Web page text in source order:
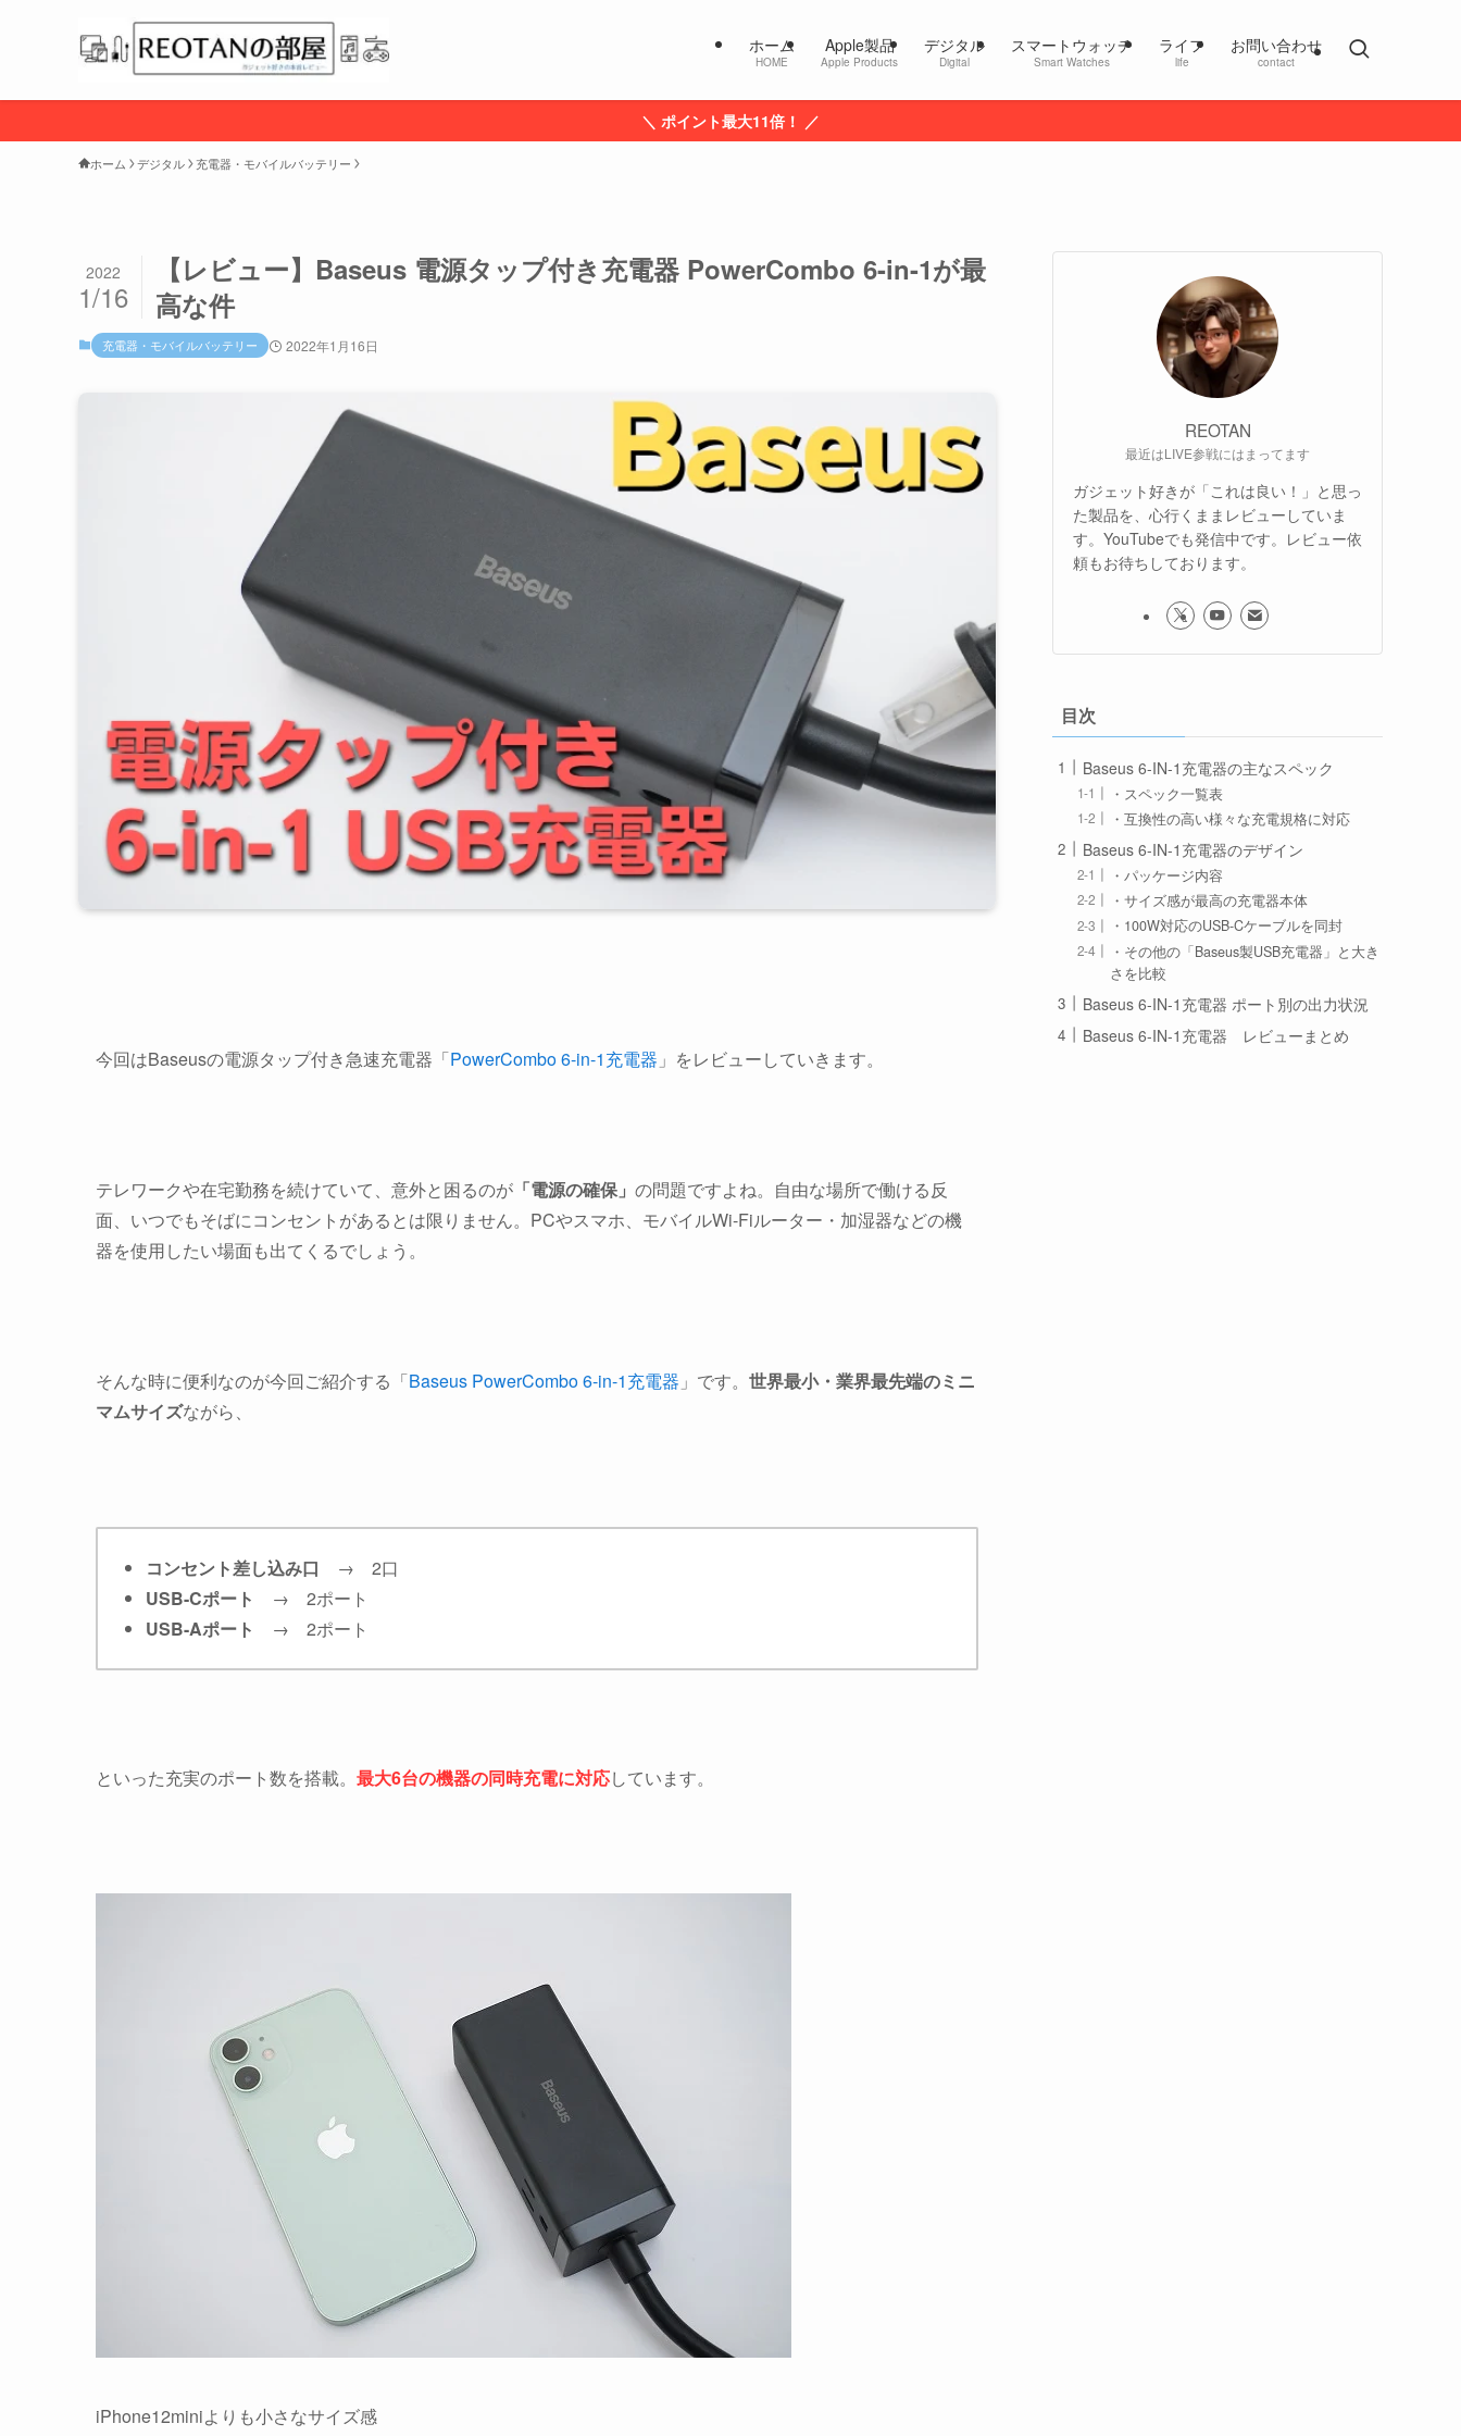
ホーム
HOME
Apple製品
Apple Products
デジタル
Digital
スマートウォッチ
Smart Watches
ライフ
life
お問い合わせ
contact
＼ ポイント最大11倍！ ／
ホーム デジタル 充電器・モバイルバッテリー
【レビュー】Baseus 電源タップ付き充電器 PowerCombo 6-in-1が最
高な件
2022
1/16
充電器・モバイルバッテリー 2022年1月16日
今回はBaseusの電源タップ付き急速充電器「PowerCombo 6-in-1充電器 」をレビューしていきます。
テレワークや在宅勤務を続けていて、意外と困るのが 「電源の確保」 の問題ですよね。自由な場所で働ける反
面、いつでもそばにコンセントがあるとは限りません。PCやスマホ、モバイルWi-Fiルーター・加湿器などの機
器を使用したい場面も出てくるでしょう。
そんな時に便利なのが今回ご紹介する「Baseus PowerCombo 6-in-1充電器 」です。 世界最小・業界最先端のミニ
マムサイズながら、
コンセント差し込み口 → 2口
USB-Cポート
→ 2ポート
USB-Aポート
→ 2ポート
といった充実のポート数を搭載。 最大6台の機器の同時充電に対応しています。
iPhone12miniよりも小さなサイズ感
REOTAN
最近はLIVE参戦にはまってます
ガジェット好きが「これは良い！」と思っ
た製品を、心行くままレビューしていま
す。YouTubeでも発信中です。レビュー依
頼もお待ちしております。
目次
Baseus 6-IN-1充電器の主なスペック
・スペック一覧表
・互換性の高い様々な充電規格に対応
Baseus 6-IN-1充電器のデザイン
・パッケージ内容
・サイズ感が最高の充電器本体
・100W対応のUSB-Cケーブルを同封
・その他の「Baseus製USB充電器」と大き
さを比較
Baseus 6-IN-1充電器 ポート別の出力状況
Baseus 6-IN-1充電器 レビューまとめ